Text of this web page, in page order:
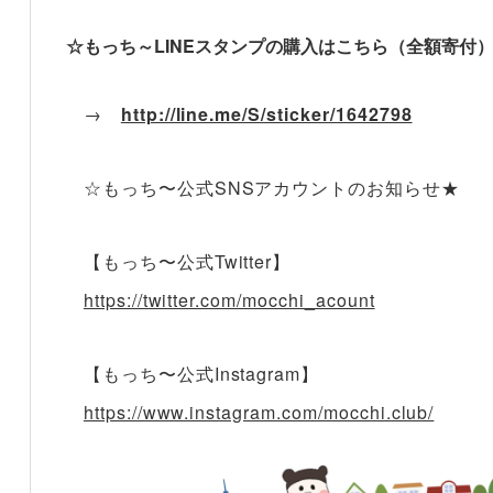
☆もっち～LINEスタンプの購入はこちら（全額寄付
→ http://line.me/S/sticker/1642798
☆もっち〜公式SNSアカウントのお知らせ★
【もっち〜公式Twitter】
https://twitter.com/mocchi_acount
【もっち〜公式Instagram】
https://www.instagram.com/mocchi.club/